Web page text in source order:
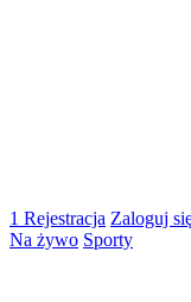
1 Rejestracja Zaloguj
Na żywo Sporty